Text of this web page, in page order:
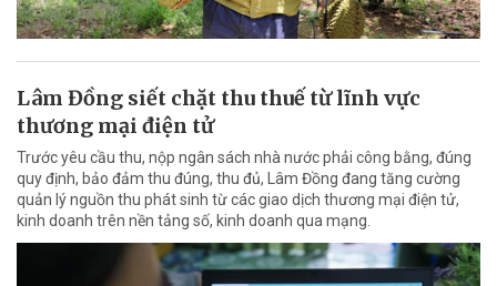
Lâm Đồng siết chặt thu thuế từ lĩnh vực
thương mại điện tử
Trước yêu cầu thu, nộp ngân sách nhà nước phải công bằng, đúng
quy định, bảo đảm thu đúng, thu đủ, Lâm Đồng đang tăng cường
quản lý nguồn thu phát sinh từ các giao dịch thương mại điện tử,
kinh doanh trên nền tảng số, kinh doanh qua mạng.